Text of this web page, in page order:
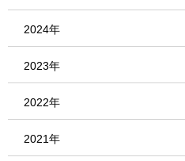
2024年
2023年
2022年
2021年